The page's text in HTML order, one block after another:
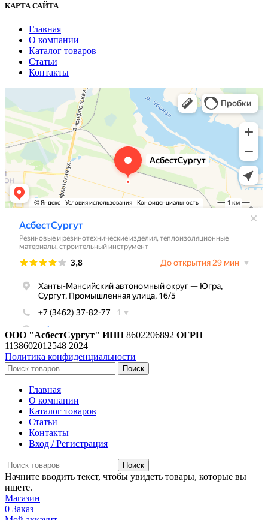
КАРТА САЙТА
Главная
О компании
Каталог товаров
Статьи
Контакты
ООО "АсбестСургут" ИНН8602206892 ОГРН
1138602012548 2024
Политика конфиденциальности
Поиск
Главная
О компании
Каталог товаров
Статьи
Контакты
Вход / Регистрация
Поиск
Начните вводить текст, чтобы увидеть товары, которые вы
ищете.
Магазин
0 Заказ